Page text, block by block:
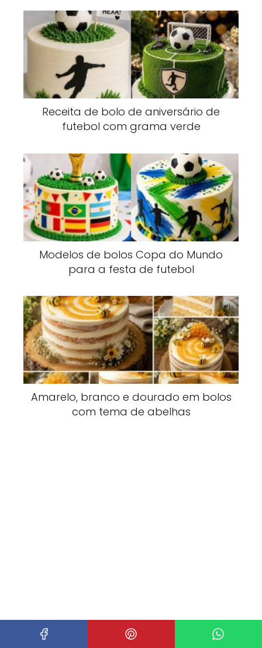
Receita de bolo de aniversário de
futebol com grama verde
Modelos de bolos Copa do Mundo
para a festa de futebol
Amarelo, branco e dourado em bolos
com tema de abelhas